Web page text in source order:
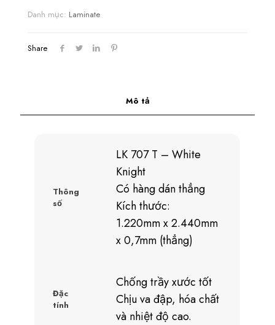
Danh mục: Laminate
Share
Mô tả
Thông
số
LK 707 T – White
Knight
Có hàng dán thẳng
Kích thước:
1.220mm x 2.440mm
x 0,7mm (thẳng)
Đặc
tính
Chống trầy xước tốt
Chịu va đập, hóa chất
và nhiệt độ cao.